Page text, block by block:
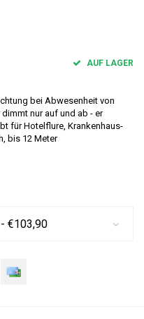
AUF LAGER
bei Abwesenheit von
nur auf und ab - er
für Hotelflure, Krankenhaus-
bis 12 Meter
€103,90